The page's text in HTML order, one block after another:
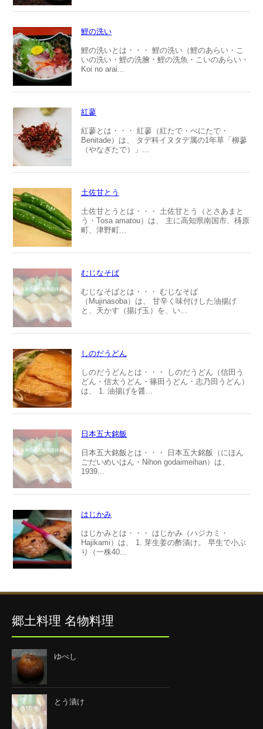
鯉の洗い
鯉の洗いとは・・・ 鯉の洗い（鯉のあらい・こ
いの洗い・鯉の洗膾・鯉の洗魚・こいのあらい・
Koi no arai...
紅蓼
紅蓼とは・・・ 紅蓼（紅たで・べにたで・
Benitade）は、 タデ科イヌタデ属の1年草「柳蓼
（やなぎたで）」...
土佐甘とう
土佐甘とうとは・・・ 土佐甘とう（とさあまと
う・Tosa amatou）は、 主に高知県南国市、梼原
町、津野町...
むじなそば
むじなそばとは・・・ むじなそば
（Mujinasoba）は、 甘辛く味付けした油揚げ
と、天かす（揚げ玉）を、い...
しのだうどん
しのだうどんとは・・・ しのだうどん（信田う
どん・信太うどん・篠田うどん・志乃田うどん）
は、 1. 油揚げを醤...
日本五大銘飯
日本五大銘飯とは・・・ 日本五大銘飯（にほん
ごだいめいはん・Nihon godaimeihan）は、
1939...
はじかみ
はじかみとは・・・ はじかみ（ハジカミ・
Hajikami）は、 1. 芽生姜の酢漬け。 早生で小ぶ
り（一株40...
郷土料理 名物料理
ゆべし
とう漬け